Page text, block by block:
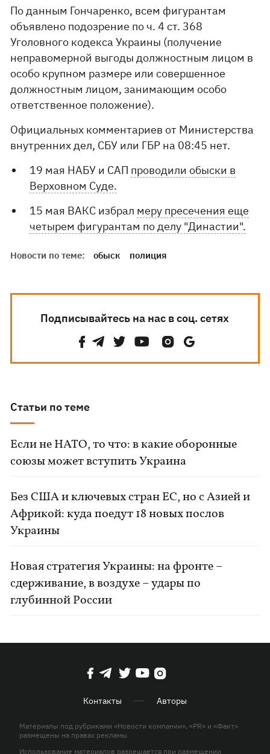
По данным Гончаренко, всем фигурантам
объявлено подозрение по ч. 4 ст. 368
Уголовного кодекса Украины (получение
неправомерной выгоды должностным лицом в
особо крупном размере или совершенное
должностным лицом, занимающим особо
ответственное положение).
Официальных комментариев от Министерства
внутренних дел, СБУ или ГБР на 08:45 нет.
19 мая НАБУ и САП проводили обыски в
Верховном Суде.
15 мая ВАКС избрал меру пресечения еще
четырем фигурантам по делу "Династии".
Новости по теме: обыск полиция
Подписывайтесь на нас в соц. сетях
Статьи по теме
Если не НАТО, то что: в какие оборонные
союзы может вступить Украина
Без США и ключевых стран ЕС, но с Азией и
Африкой: куда поедут 18 новых послов
Украины
Новая стратегия Украины: на фронте –
сдерживание, в воздухе – удары по
глубинной России
Контакты Авторы
Материалы под рубриками «Новости компании», «PR» и «Факт»
размещены на правах рекламы
Использование материалов разрешается при размещении